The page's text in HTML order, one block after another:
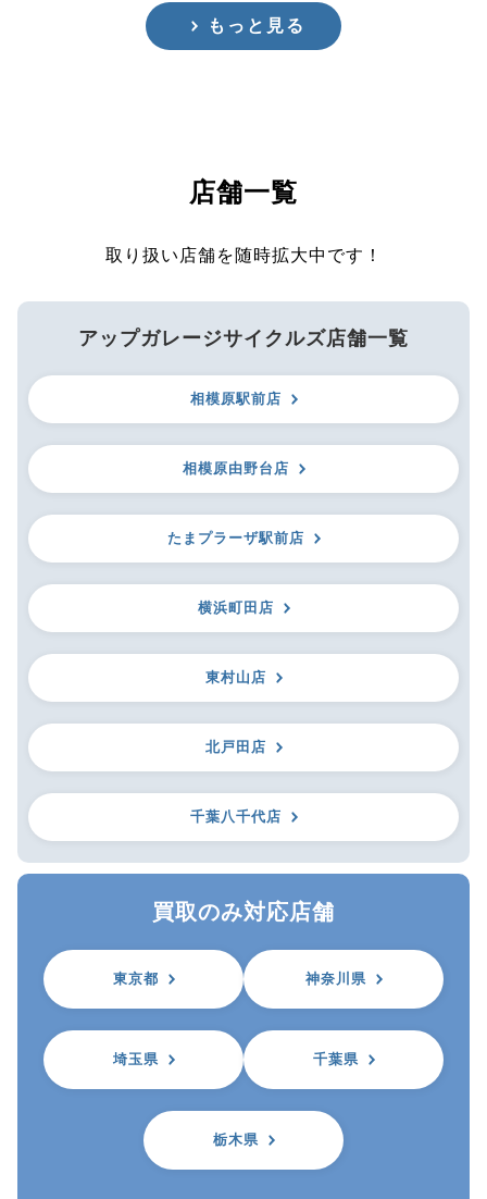
もっと見る
店舗一覧
取り扱い店舗を随時拡大中です！
アップガレージサイクルズ店舗一覧
相模原駅前店
相模原由野台店
たまプラーザ駅前店
横浜町田店
東村山店
北戸田店
千葉八千代店
買取のみ対応店舗
東京都 神奈川県
埼玉県 千葉県
栃木県